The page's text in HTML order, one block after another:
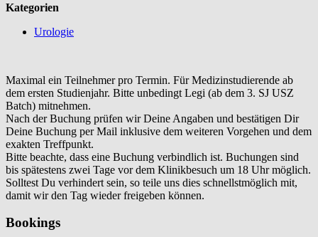
Kategorien
Urologie
Maximal ein Teilnehmer pro Termin. Für Medizinstudierende ab
dem ersten Studienjahr. Bitte unbedingt Legi (ab dem 3. SJ USZ
Batch) mitnehmen.
Nach der Buchung prüfen wir Deine Angaben und bestätigen Dir
Deine Buchung per Mail inklusive dem weiteren Vorgehen und dem
exakten Treffpunkt.
Bitte beachte, dass eine Buchung verbindlich ist. Buchungen sind
bis spätestens zwei Tage vor dem Klinikbesuch um 18 Uhr möglich.
Solltest Du verhindert sein, so teile uns dies schnellstmöglich mit,
damit wir den Tag wieder freigeben können.
Bookings